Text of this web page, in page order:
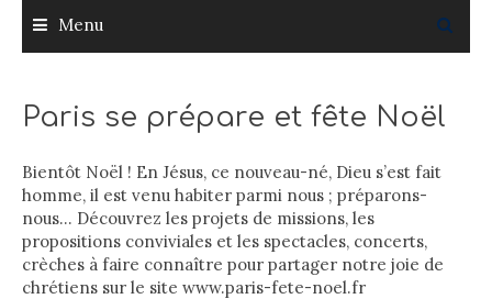
Menu
Paris se prépare et fête Noël
Bientôt Noël ! En Jésus, ce nouveau-né, Dieu s’est fait
homme, il est venu habiter parmi nous ; préparons-
nous… Découvrez les projets de missions, les
propositions conviviales et les spectacles, concerts,
crèches à faire connaître pour partager notre joie de
chrétiens sur le site www.paris-fete-noel.fr